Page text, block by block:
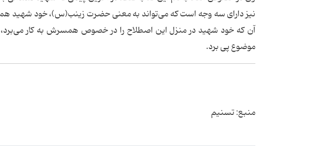
نیز دارای سه وجه است که می‌تواند به معنی حضرت زینب(س)، خود شهید
آن که خود شهید در منزل این اصطلاح را در خصوص همسرش به کار می‌برد،
موضوع پی برد.
منبع: تسنیم